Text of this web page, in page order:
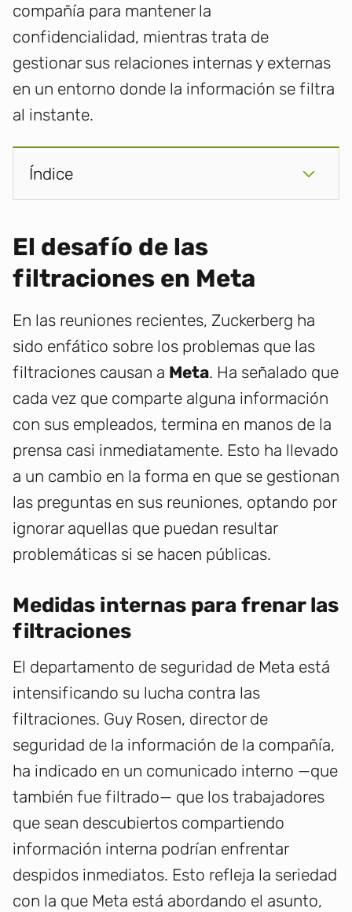
compañía para mantener la
confidencialidad, mientras trata de
gestionar sus relaciones internas y externas
en un entorno donde la información se filtra
al instante.
Índice
El desafío de las
filtraciones en Meta
En las reuniones recientes, Zuckerberg ha
sido enfático sobre los problemas que las
filtraciones causan a Meta. Ha señalado que
cada vez que comparte alguna información
con sus empleados, termina en manos de la
prensa casi inmediatamente. Esto ha llevado
a un cambio en la forma en que se gestionan
las preguntas en sus reuniones, optando por
ignorar aquellas que puedan resultar
problemáticas si se hacen públicas.
Medidas internas para frenar las
filtraciones
El departamento de seguridad de Meta está
intensificando su lucha contra las
filtraciones. Guy Rosen, director de
seguridad de la información de la compañía,
ha indicado en un comunicado interno —que
también fue filtrado— que los trabajadores
que sean descubiertos compartiendo
información interna podrían enfrentar
despidos inmediatos. Esto refleja la seriedad
con la que Meta está abordando el asunto,